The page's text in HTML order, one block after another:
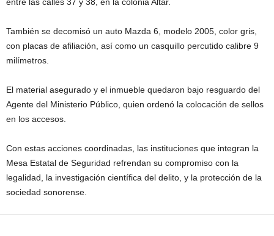
entre las calles 37 y 38, en la colonia Altar.
También se decomisó un auto Mazda 6, modelo 2005, color gris,
con placas de afiliación, así como un casquillo percutido calibre 9
milímetros.
El material asegurado y el inmueble quedaron bajo resguardo del
Agente del Ministerio Público, quien ordenó la colocación de sellos
en los accesos.
Con estas acciones coordinadas, las instituciones que integran la
Mesa Estatal de Seguridad refrendan su compromiso con la
legalidad, la investigación científica del delito, y la protección de la
sociedad sonorense.